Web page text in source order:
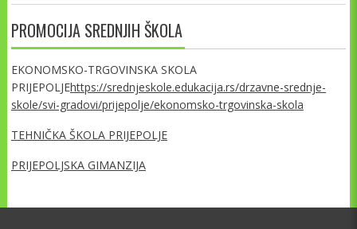
PROMOCIJA SREDNJIH ŠKOLA
EKONOMSKO-TRGOVINSKA SKOLA
PRIJEPOLJEhttps://srednjeskole.edukacija.rs/drzavne-srednje-
skole/svi-gradovi/prijepolje/ekonomsko-trgovinska-skola
TEHNIČKA ŠKOLA PRIJEPOLJE
PRIJEPOLJSKA GIMANZIJA